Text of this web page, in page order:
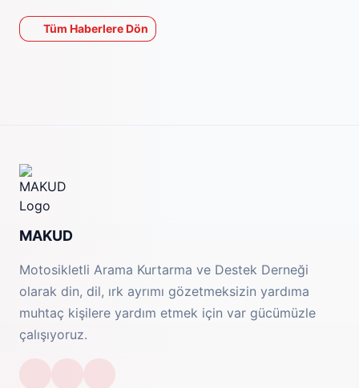
Tüm Haberlere Dön
MAKUD
Motosikletli Arama Kurtarma ve Destek Derneği
olarak din, dil, ırk ayrımı gözetmeksizin yardıma
muhtaç kişilere yardım etmek için var gücümüzle
çalışıyoruz.